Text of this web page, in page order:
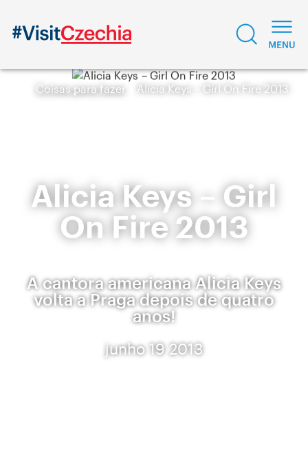
Coisas para fazer Alicia Keys – Girl On Fire 2013
Alicia Keys – Girl
On Fire 2013
A cantora americana Alicia Keys
volta a Praga depois de quatro
anos!
junho 19 2013